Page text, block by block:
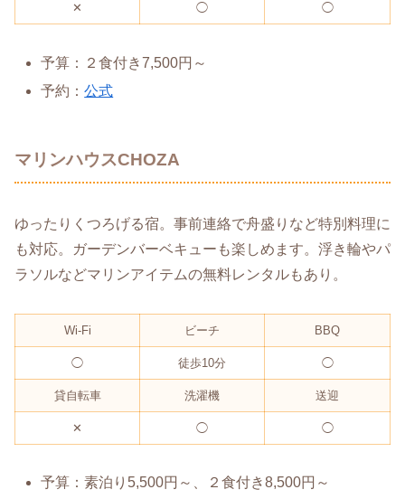
✕ ◯ ◯
予算：２食付き7,500円～
予約：公式
マリンハウスCHOZA
ゆったりくつろげる宿。事前連絡で舟盛りなど特別料理に
も対応。ガーデンバーベキューも楽しめます。浮き輪やパ
ラソルなどマリンアイテムの無料レンタルもあり。
Wi-Fi ビーチ BBQ
◯ 徒歩10分 ◯
貸自転車 洗濯機 送迎
✕ ◯ ◯
予算：素泊り5,500円～、２食付き8,500円～